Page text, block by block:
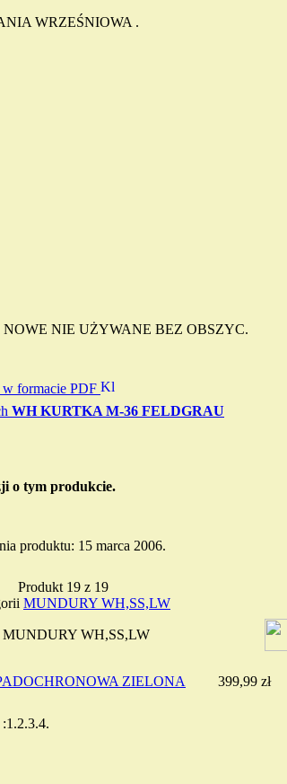
WRZEŚNIOWA .
NIE UŻYWANE BEZ OBSZYC.
formacie PDF
WH KURTKA M-36 FELDGRAU
o tym produkcie.
produktu: 15 marca 2006.
Produkt 19 z 19
MUNDURY WH,SS,LW
MUNDURY WH,SS,LW
ZIELONA 399,99 zł